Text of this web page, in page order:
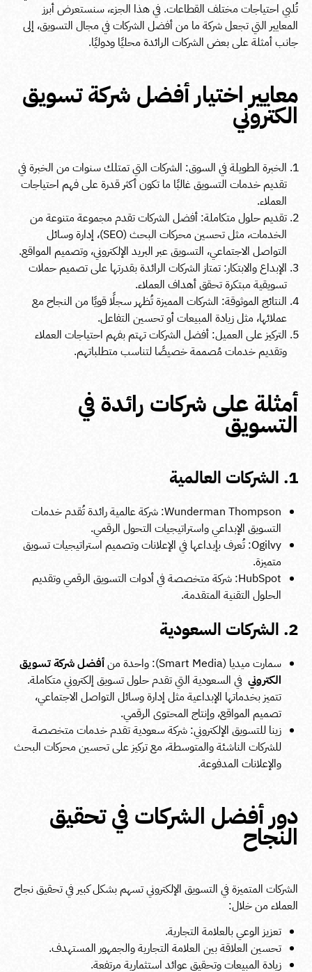
تُلبي احتياجات مختلف القطاعات. في هذا الجزء، سنستعرض أبرز
المعايير التي تجعل شركة ما من أفضل الشركات في مجال التسويق، إلى
جانب أمثلة على بعض الشركات الرائدة محليًا ودوليًا.
معايير اختيار أفضل شركة تسويق
الكتروني
الخبرة الطويلة في السوق: الشركات التي تمتلك سنوات من الخبرة في
تقديم خدمات التسويق غالبًا ما تكون أكثر قدرة على فهم احتياجات
العملاء.
تقديم حلول متكاملة: أفضل الشركات تقدم مجموعة متنوعة من
الخدمات، مثل تحسين محركات البحث (SEO)، إدارة وسائل
التواصل الاجتماعي، التسويق عبر البريد الإلكتروني، وتصميم المواقع.
الإبداع والابتكار: تمتاز الشركات الرائدة بقدرتها على تصميم حملات
تسويقية مبتكرة تحقق أهداف العملاء.
النتائج الموثوقة: الشركات المميزة تُظهر سجلًا قويًا من النجاح مع
عملائها، مثل زيادة المبيعات أو تحسين التفاعل.
التركيز على العميل: أفضل الشركات تهتم بفهم احتياجات العملاء
وتقديم خدمات مُصممة خصيصًا لتناسب متطلباتهم.
أمثلة على شركات رائدة في
التسويق
1. الشركات العالمية
Wunderman Thompson: شركة عالمية رائدة تُقدم خدمات
التسويق الإبداعي واستراتيجيات التحول الرقمي.
Ogilvy: تُعرف بإبداعها في الإعلانات وتصميم استراتيجيات تسويق
متميزة.
HubSpot: شركة متخصصة في أدوات التسويق الرقمي وتقديم
الحلول التقنية المتقدمة.
2. الشركات السعودية
سمارت ميديا (Smart Media): واحدة من
أفضل شركة تسويق
الكتروني في السعودية التي تقدم حلول تسويق إلكتروني متكاملة.
تتميز بخدماتها الإبداعية مثل إدارة وسائل التواصل الاجتماعي،
تصميم المواقع، وإنتاج المحتوى الرقمي.
زينا للتسويق الإلكتروني: شركة سعودية تقدم خدمات متخصصة
للشركات الناشئة والمتوسطة، مع تركيز على تحسين محركات البحث
والإعلانات المدفوعة.
دور أفضل الشركات في تحقيق
النجاح
الشركات المتميزة في التسويق الإلكتروني تسهم بشكل كبير في تحقيق نجاح
العملاء من خلال:
تعزيز الوعي بالعلامة التجارية.
تحسين العلاقة بين العلامة التجارية والجمهور المستهدف.
زيادة المبيعات وتحقيق عوائد استثمارية مرتفعة.